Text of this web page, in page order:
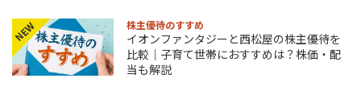
NEW 株主優待のすすめ
イオンファンタジーと西松屋の株主優待を
比較｜子育て世帯におすすめは？株価・配
当も解説